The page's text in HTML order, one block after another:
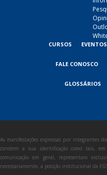
CURSOS EVENTOS
FALE CONOSCO
GLOSSÁRIOS
As manifestações expressas por integrantes
constem a sua identificação como tais,
comunicação em geral, representam
necessariamente, a posição institucional da